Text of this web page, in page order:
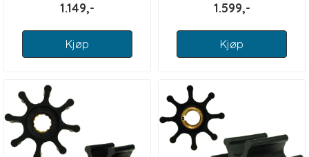
1.149,-
Kjøp
1.599,-
Kjøp